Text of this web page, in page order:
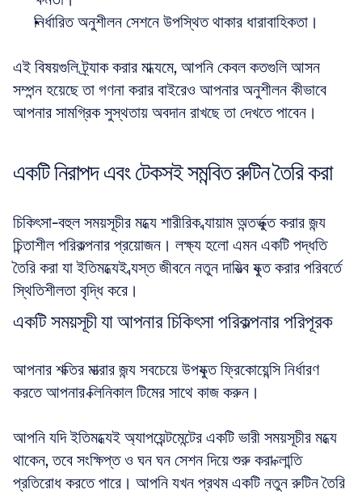
নির্ধারিত অনুশীলন সেশনে উপস্থিত থাকার ধারাবাহিকতা।
এই বিষয়গুলি ট্র্যাক করার মাধ্যমে, আপনি কেবল কতগুলি আসন
সম্পন্ন হয়েছে তা গণনা করার বাইরেও আপনার অনুশীলন কীভাবে
আপনার সামগ্রিক সুস্থতায় অবদান রাখছে তা দেখতে পাবেন।
একটি নিরাপদ এবং টেকসই সমন্বিত রুটিন তৈরি করা
চিকিৎসা-বহুল সময়সূচীর মধ্যে শারীরিক ব্যায়াম অন্তর্ভুক্ত করার জন্য
চিন্তাশীল পরিকল্পনার প্রয়োজন। লক্ষ্য হলো এমন একটি পদ্ধতি
তৈরি করা যা ইতিমধ্যেই ব্যস্ত জীবনে নতুন দায়িত্ব যুক্ত করার পরিবর্তে
স্থিতিশীলতা বৃদ্ধি করে।
একটি সময়সূচী যা আপনার চিকিৎসা পরিকল্পনার পরিপূরক
আপনার শক্তির মাত্রার জন্য সবচেয়ে উপযুক্ত ফ্রিকোয়েন্সি নির্ধারণ
করতে আপনার ক্লিনিকাল টিমের সাথে কাজ করুন।
আপনি যদি ইতিমধ্যেই অ্যাপয়েন্টমেন্টের একটি ভারী সময়সূচীর মধ্যে
থাকেন, তবে সংক্ষিপ্ত ও ঘন ঘন সেশন দিয়ে শুরু করা ক্লান্তি
প্রতিরোধ করতে পারে। আপনি যখন প্রথম একটি নতুন রুটিন তৈরি